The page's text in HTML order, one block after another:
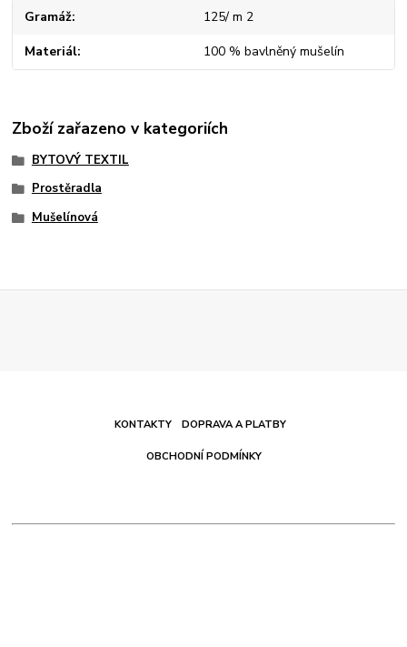
Gramáž 125/ m 2
Materiál 100 % bavlněný mušelín
Zboží zařazeno v kategoriích
BYTOVÝ TEXTIL
Prostěradla
Mušelínová
KONTAKTY DOPRAVA A PLATBY
OBCHODNÍ PODMÍNKY